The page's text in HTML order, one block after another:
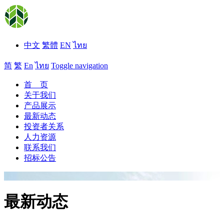
中文 繁體 EN ไทย
简 繁 En ไทย Toggle navigation
首 页
关于我们
产品展示
最新动态
投资者关系
人力资源
联系我们
招标公告
最新动态